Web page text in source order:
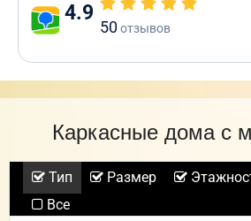
4.9
50отзывов
Каркасные дома с
Тип Размер
Все